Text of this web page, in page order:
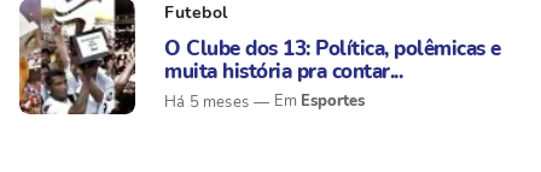
Futebol
O Clube dos 13: Política, polêmicas e
muita história pra contar...
Há 5 meses Esportes